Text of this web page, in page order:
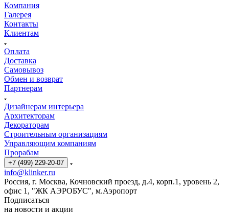
Компания
Галерея
Контакты
Клиентам
Оплата
Доставка
Самовывоз
Обмен и возврат
Партнерам
Дизайнерам интерьера
Архитекторам
Декораторам
Строительным организациям
Управляющим компаниям
Прорабам
+7 (499) 229-20-07
info@klinker.ru
Россия, г. Москва, Кочновский проезд, д.4, корп.1, уровень 2,
офис 1, "ЖК АЭРОБУС", м.Аэропорт
Подписаться
на новости и акции